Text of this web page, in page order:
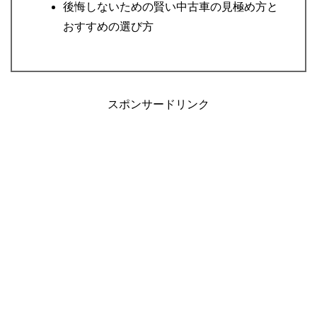
後悔しないための賢い中古車の見極め方と
おすすめの選び方
スポンサードリンク